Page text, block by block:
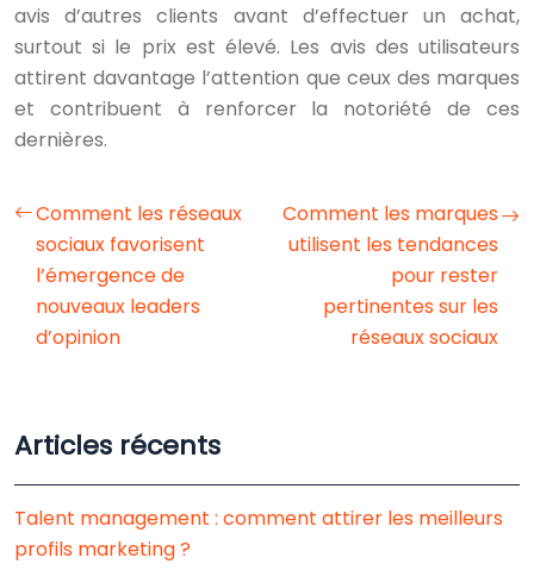
avis d’autres clients avant d’effectuer un achat,
surtout si le prix est élevé. Les avis des utilisateurs
attirent davantage l’attention que ceux des marques
et contribuent à renforcer la notoriété de ces
dernières.
Comment les réseaux
sociaux favorisent
l’émergence de
nouveaux leaders
d’opinion
Comment les marques
utilisent les tendances
pour rester
pertinentes sur les
réseaux sociaux
Articles récents
Talent management : comment attirer les meilleurs
profils marketing ?